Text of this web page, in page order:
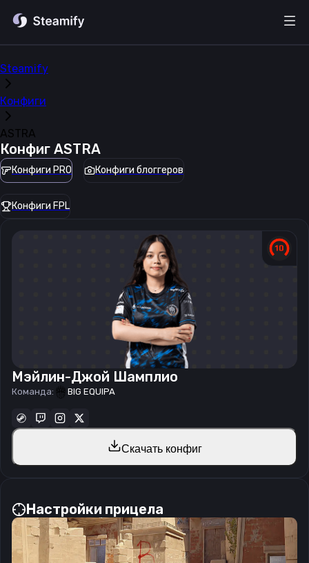
Steamify
Конфиги
ASTRA
Конфиг ASTRA
Конфиги PRO Конфиги блоггеров
Конфиги FPL
Мэйлин-Джой Шамплио
Команда: BIG EQUIPA
Скачать конфиг
Настройки прицела